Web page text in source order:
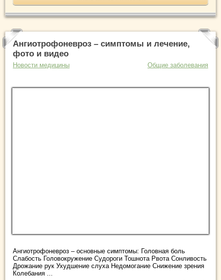
Ангиотрофоневроз – симптомы и лечение,
фото и видео
Новости медицины Общие заболевания
Ангиотрофоневроз – основные симптомы: Головная боль
Слабость Головокружение Судороги Тошнота Рвота Сонливость
Дрожание рук Ухудшение слуха Недомогание Снижение зрения
Колебания ...